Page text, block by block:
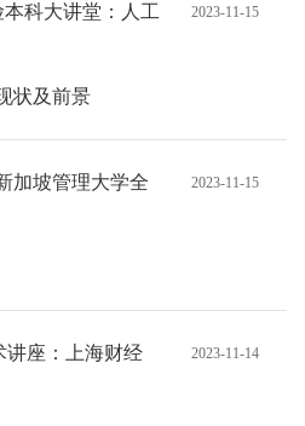
科大讲堂：人工
状及前景
2023-11-15
加坡管理大学全 2023-11-15
讲座：上海财经 2023-11-14